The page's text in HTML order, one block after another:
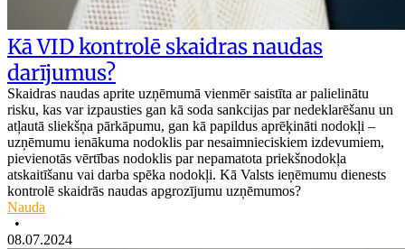
Kā VID kontrolē skaidras naudas
darījumus?
Skaidras naudas aprite uzņēmumā vienmēr saistīta ar palielinātu
risku, kas var izpausties gan kā soda sankcijas par nedeklarēšanu un
atļautā sliekšņa pārkāpumu, gan kā papildus aprēķināti nodokļi –
uzņēmumu ienākuma nodoklis par nesaimnieciskiem izdevumiem,
pievienotās vērtības nodoklis par nepamatota priekšnodokļa
atskaitīšanu vai darba spēka nodokļi. Kā Valsts ieņēmumu dienests
kontrolē skaidrās naudas apgrozījumu uzņēmumos?
Nauda
•
08.07.2024